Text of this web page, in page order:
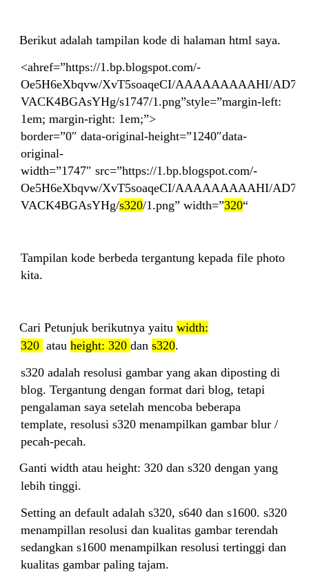
Berikut adalah tampilan kode di halaman html saya.
<ahref=”https://1.bp.blogspot.com/-
Oe5H6eXbqvw/XvT5soaqeCI/AAAAAAAAAHI/
VACK4BGAsYHg/s1747/1.png”style=”margin-left:
1em; margin-right: 1em;”>
border=”0″ data-original-height=”1240″data-
original-
width=”1747″ src=”https://1.bp.blogspot.com/-
Oe5H6eXbqvw/XvT5soaqeCI/AAAAAAAAAHI/
VACK4BGAsYHg/s320/1.png” width=”320“
Tampilan kode berbeda tergantung kepada file photo
kita.
Cari Petunjuk berikutnya yaitu width:
320 atau height: 320 dan s320.
s320 adalah resolusi gambar yang akan diposting di
blog. Tergantung dengan format dari blog, tetapi
pengalaman saya setelah mencoba beberapa
template, resolusi s320 menampilkan gambar blur /
pecah-pecah.
Ganti width atau height: 320 dan s320 dengan yang
lebih tinggi.
Setting an default adalah s320, s640 dan s1600. s320
menampillan resolusi dan kualitas gambar terendah
sedangkan s1600 menampilkan resolusi tertinggi dan
kualitas gambar paling tajam.